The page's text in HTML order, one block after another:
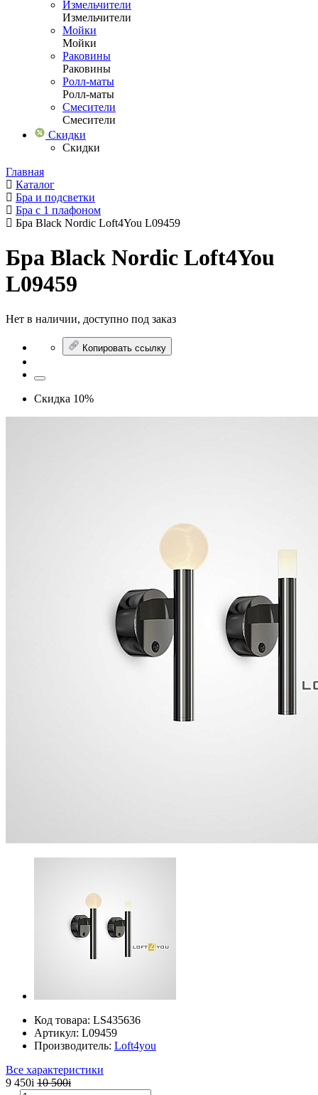
Измельчители
Измельчители
Мойки
Мойки
Раковины
Раковины
Ролл-маты
Ролл-маты
Смесители
Смесители
Скидки
Скидки
Главная
Каталог
Бра и подсветки
Бра с 1 плафоном
Бра Black Nordic Loft4You L09459
Бра Black Nordic Loft4You
L09459
Нет в наличии, доступно под заказ
Копировать ссылку
Скидка 10%
Код товара: LS435636
Артикул: L09459
Производитель: Loft4you
Все характеристики
9 450i 10 500i